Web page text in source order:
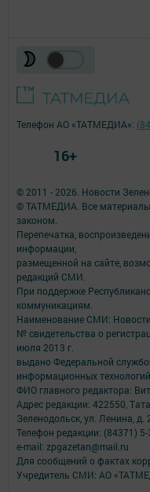
© 2011 - 2026. Новости
© ТАТМЕДИА. Все
законом.
Перепечатка,
информации,
размещенной на сайте,
редакций СМИ.
При поддержке
коммуникациям.
Наименование СМИ:
№ свидетельства о
июля 2013 г.
выдано Федеральной
информационных
ФИО главного редактора:
Адрес редакции: 422550,
Зеленодольск, ул. Ленина, д.
Телефон редакции: (84371) 5-
e-mail: zpgazetan@mail.ru
Для сообщений о фактах
Учредитель СМИ: АО
Телефон АО «ТАТМЕДИА»:
16+